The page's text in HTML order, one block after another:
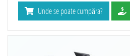
Unde se poate cumpăra?